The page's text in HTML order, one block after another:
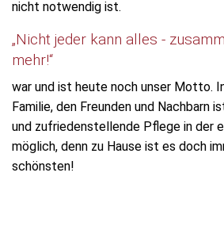
nicht notwendig ist.
„Nicht jeder kann alles -
mehr!“
war und ist heute noch unser Motto.
Familie, den Freunden und Nachbarn
und zufriedenstellende Pflege in der
möglich, denn zu Hause ist es doch
schönsten!